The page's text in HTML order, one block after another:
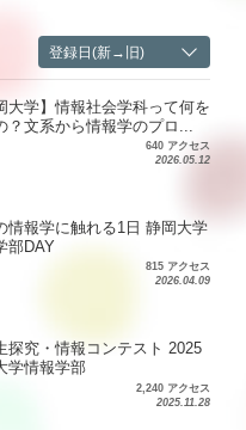
登録日(新→旧)
大学】情報社会学科って何を
？文系から情報学のプロ...
640 アクセス
2026.05.12
情報学に触れる1日 静岡大学
部DAY
815 アクセス
2026.04.09
探究・情報コンテスト 2025
学情報学部
2,240 アクセス
2025.11.28